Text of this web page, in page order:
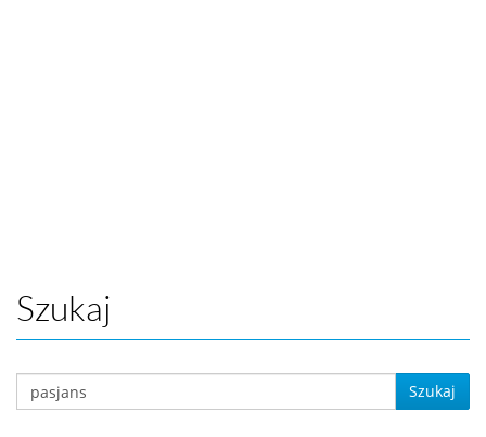
Szukaj
Szukaj